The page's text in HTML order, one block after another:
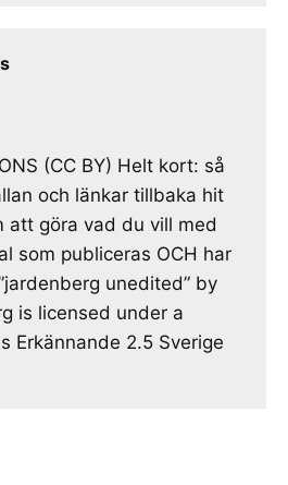
(CC BY) Helt kort: så
och länkar tillbaka hit
att göra vad du vill med
som publiceras OCH har
unedited” by
is licensed under a
Erkännande 2.5 Sverige